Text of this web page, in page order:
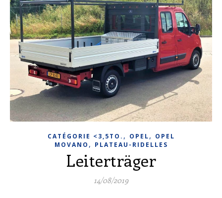
CATÉGORIE <3,5TO. , OPEL, OPEL
MOVANO , PLATEAU-RIDELLES
Leiterträger
14/08/2019